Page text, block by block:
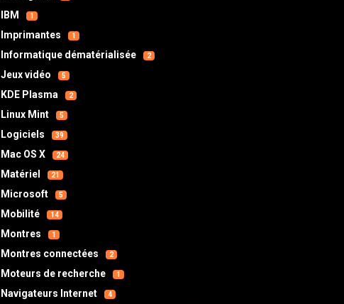
IBM 1
Imprimantes 1
Informatique dématérialisée 2
Jeux vidéo 5
KDE Plasma 2
Linux Mint 5
Logiciels 39
Mac OS X 24
Matériel 21
Microsoft 5
Mobilité 14
Montres 1
Montres connectées 2
Moteurs de recherche 1
Navigateurs Internet 4